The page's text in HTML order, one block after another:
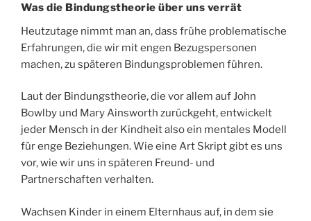
Was die Bindungstheorie über uns verrät
Heutzutage nimmt man an, dass frühe problematische
Erfahrungen, die wir mit engen Bezugspersonen
machen, zu späteren Bindungsproblemen führen.
Laut der Bindungstheorie, die vor allem auf John
Bowlby und Mary Ainsworth zurückgeht, entwickelt
jeder Mensch in der Kindheit also ein mentales Modell
für enge Beziehungen. Wie eine Art Skript gibt es uns
vor, wie wir uns in späteren Freund- und
Partnerschaften verhalten.
Wachsen Kinder in einem Elternhaus auf, in dem sie